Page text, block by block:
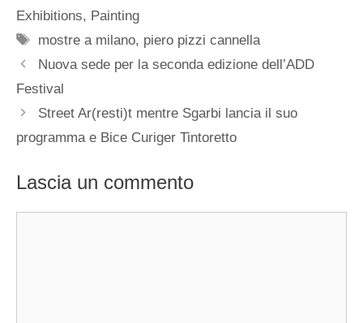
Exhibitions, Painting
Tag
mostre a milano, piero pizzi cannella
Nuova sede per la seconda edizione dell’ADD
Festival
Street Ar(resti)t mentre Sgarbi lancia il suo
programma e Bice Curiger Tintoretto
Lascia un commento